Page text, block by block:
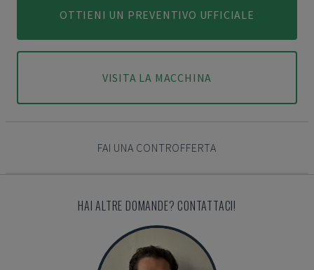
OTTIENI UN PREVENTIVO UFFICIALE
VISITA LA MACCHINA
FAI UNA CONTROFFERTA
HAI ALTRE DOMANDE? CONTATTACI!